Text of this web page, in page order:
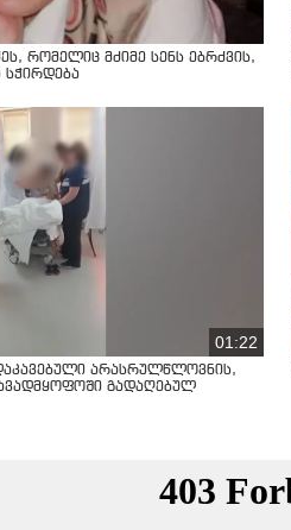
რომელიც მძიმე სენს ებრძვის,
სჭირდება
01:22
არასრულწლოვნის,
გადაღებულ